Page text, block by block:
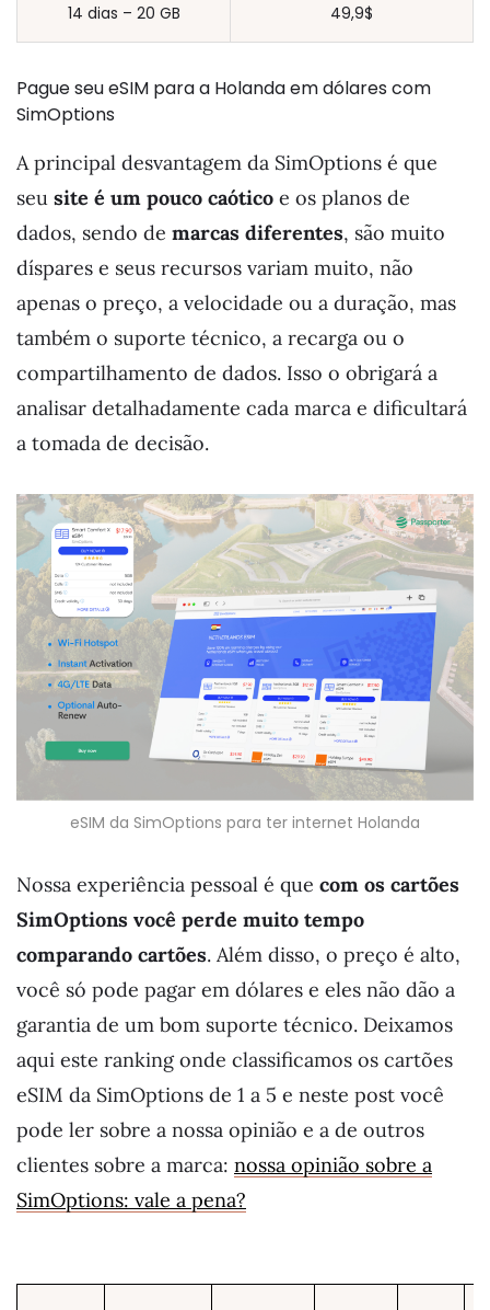
14 dias – 20 GB 49,9$
Pague seu eSIM para a Holanda em dólares com
SimOptions
A principal desvantagem da SimOptions é que
seu site é um pouco caótico e os planos de
dados, sendo de marcas diferentes, são muito
díspares e seus recursos variam muito, não
apenas o preço, a velocidade ou a duração, mas
também o suporte técnico, a recarga ou o
compartilhamento de dados. Isso o obrigará a
analisar detalhadamente cada marca e dificultará
a tomada de decisão.
eSIM da SimOptions para ter internet Holanda
Nossa experiência pessoal é que com os cartões
SimOptions você perde muito tempo
comparando cartões. Além disso, o preço é alto,
você só pode pagar em dólares e eles não dão a
garantia de um bom suporte técnico. Deixamos
aqui este ranking onde classificamos os cartões
eSIM da SimOptions de 1 a 5 e neste post você
pode ler sobre a nossa opinião e a de outros
clientes sobre a marca: nossa opinião sobre a
SimOptions: vale a pena?